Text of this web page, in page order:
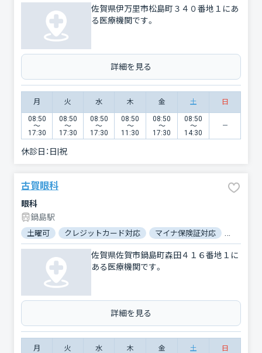
佐賀県伊万里市松島町３４０番地１にあ
る医療機関です。
詳細を見る
月 火 水 木 金 土 日
08:50
〜
17:30
08:50
〜
17:30
08:50
〜
17:30
08:50
〜
11:30
08:50
〜
17:30
08:50
〜
14:30
休診日： 日|祝
古賀眼科
眼科
鍋島駅
土曜可 クレジットカード対応 マイナ保険証対応
佐賀県佐賀市鍋島町森田４１６番地１に
ある医療機関です。
詳細を見る
月 火 水 木 金 土 日